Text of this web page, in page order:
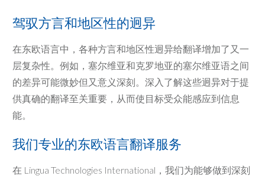
驾驭方言和地区性的迥异
在东欧语言中，各种方言和地区性迥异给翻译增加了又一
层复杂性。例如，塞尔维亚和克罗地亚的塞尔维亚语之间
的差异可能微妙但又意义深刻。深入了解这些迥异对于提
供真确的翻译至关重要，从而使目标受众能感应到信息
能。
我们专业的东欧语言翻译服务
在 Lingua Technologies International，我们为能够做到深刻